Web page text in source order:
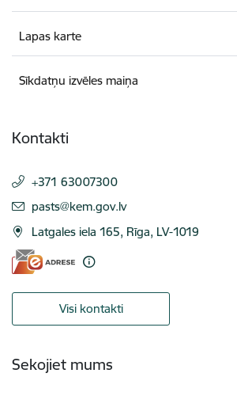
Lapas karte
Sīkdatņu izvēles maiņa
Kontakti
+371 63007300
E-pasts:
pasts@kem.gov.lv
Latgales iela 165, Rīga, LV-1019
Visi kontakti
Sekojiet mums